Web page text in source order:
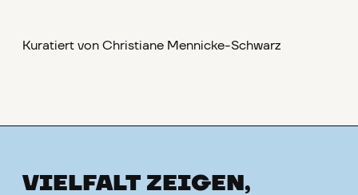
Kuratiert von Christiane Mennicke-Schwarz
VIELFALT ZEIGEN,